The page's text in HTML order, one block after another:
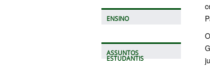
ENSINO
ASSUNTOS
ESTUDANTIS